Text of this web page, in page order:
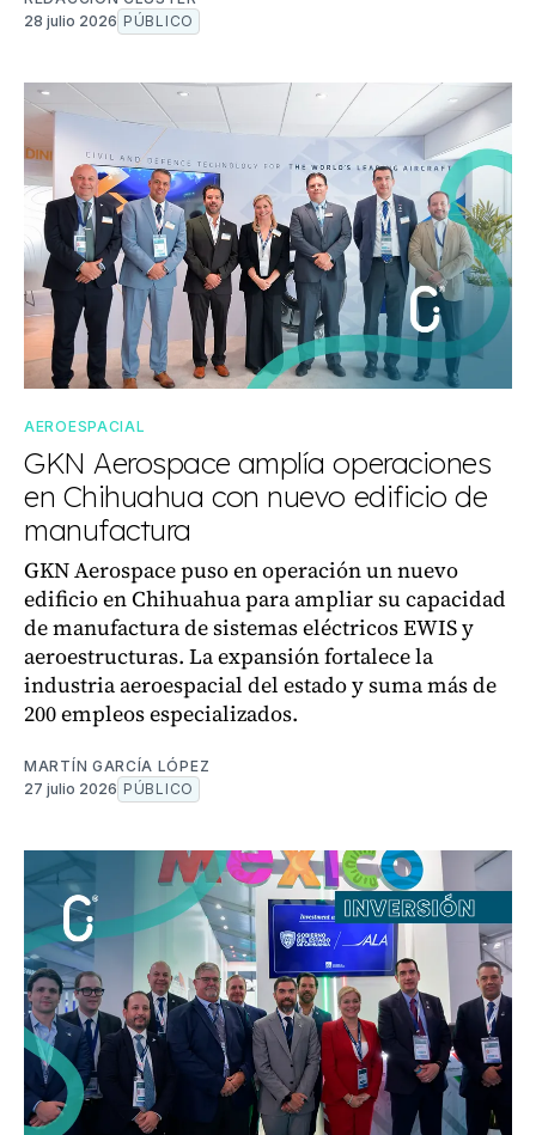
28 julio 2026 PÚBLICO
AEROESPACIAL
GKN Aerospace amplía operaciones
en Chihuahua con nuevo edificio de
manufactura
GKN Aerospace puso en operación un nuevo
edificio en Chihuahua para ampliar su capacidad
de manufactura de sistemas eléctricos EWIS y
aeroestructuras. La expansión fortalece la
industria aeroespacial del estado y suma más de
200 empleos especializados.
MARTÍN GARCÍA LÓPEZ
27 julio 2026 PÚBLICO